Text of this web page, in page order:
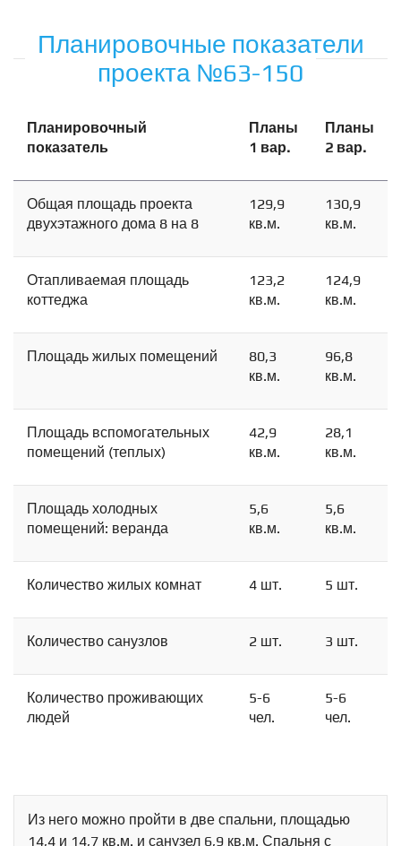
Планировочные показатели
проекта №63-150
Планировочный
показатель
Планы
1 вар.
Планы
2 вар.
Общая площадь проекта
двухэтажного дома 8 на 8
129,9
кв.м.
130,9
кв.м.
Отапливаемая площадь
коттеджа
123,2
кв.м.
124,9
кв.м.
Площадь жилых помещений
80,3
кв.м.
96,8
кв.м.
Площадь вспомогательных
помещений (теплых)
42,9
кв.м.
28,1
кв.м.
Площадь холодных
помещений: веранда
5,6
кв.м.
5,6
кв.м.
Количество жилых комнат 4 шт. 5 шт.
Количество санузлов 2 шт. 3 шт.
Количество проживающих
людей
5-6
чел.
5-6
чел.
Из него можно пройти в две спальни, площадью
14,4 и 14,7 кв.м. и санузел 6,9 кв.м. Спальня с
Сейчас Статистика
Спутник